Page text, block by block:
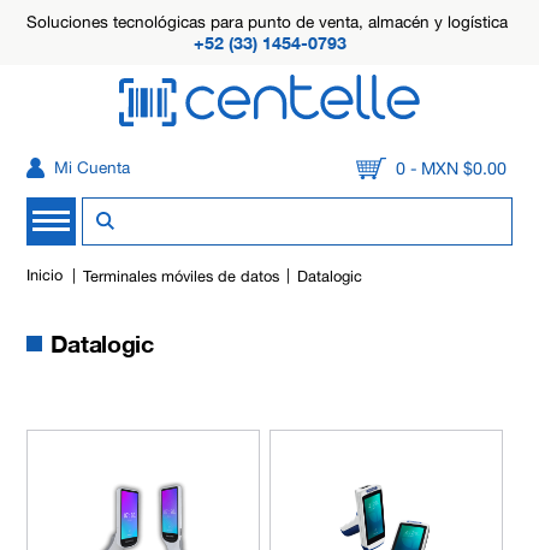
Soluciones tecnológicas para punto de venta, almacén y logística
+52 (33) 1454-0793
Mi Cuenta 0 - MXN $0.00
Inicio Terminales móviles de datos Datalogic
Datalogic